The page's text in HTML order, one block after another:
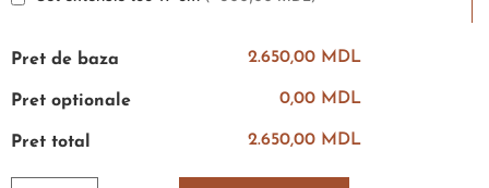
Pret de baza 2.650,00 MDL
Pret optionale 0,00 MDL
Pret total 2.650,00 MDL